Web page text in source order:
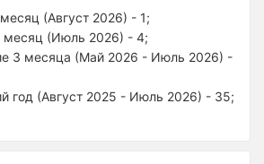
(Август 2026) - 1;
месяц (Июль 2026) - 4;
3 месяца (Май 2026 - Июль 2026) -
год (Август 2025 - Июль 2026) - 35;